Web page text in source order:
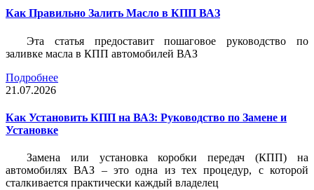
Как Правильно Залить Масло в КПП ВАЗ
Эта статья предоставит пошаговое руководство по
заливке масла в КПП автомобилей ВАЗ
Подробнее
21.07.2026
Как Установить КПП на ВАЗ: Руководство по Замене и
Установке
Замена или установка коробки передач (КПП) на
автомобилях ВАЗ – это одна из тех процедур, с которой
сталкивается практически каждый владелец